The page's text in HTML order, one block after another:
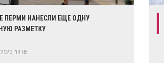
ПЕРМИ НАНЕСЛИ ЕЩЕ ОДНУ
РАЗМЕТКУ
14:05